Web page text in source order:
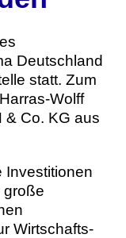
Deutschland
statt. Zum
Wolff
& Co. KG aus
Investitionen
große
Wirtschafts-